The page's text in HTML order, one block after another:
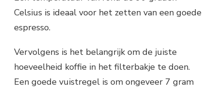
Celsius is ideaal voor het zetten van een goede
espresso.
Vervolgens is het belangrijk om de juiste
hoeveelheid koffie in het filterbakje te doen.
Een goede vuistregel is om ongeveer 7 gram